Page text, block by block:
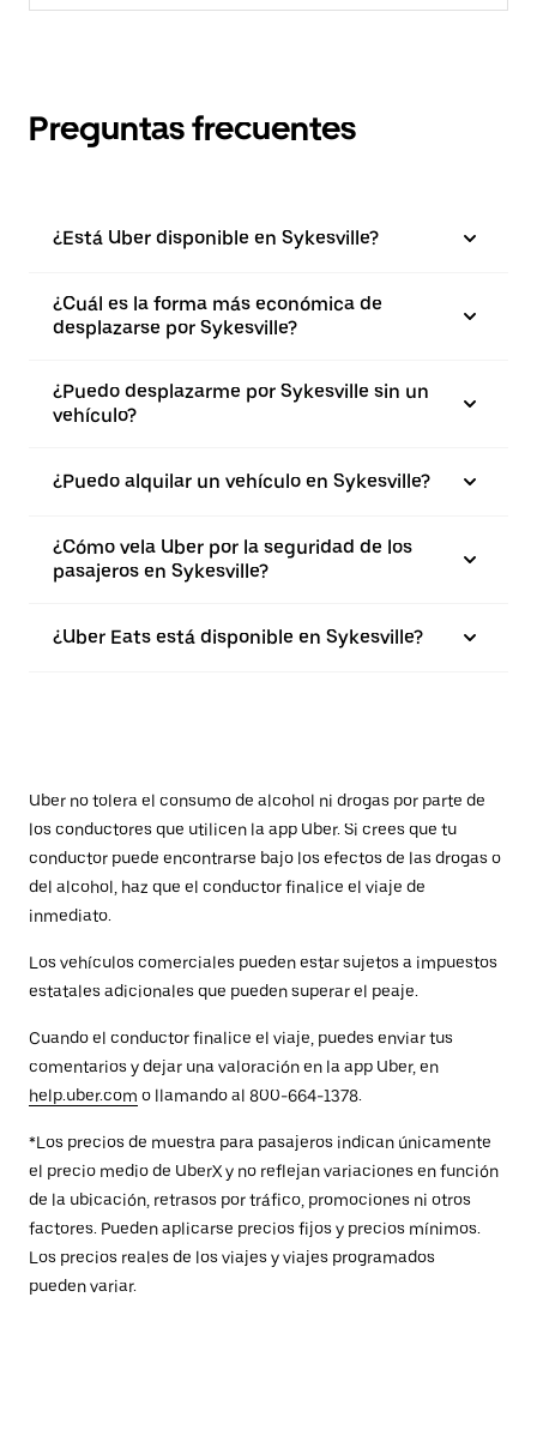
Preguntas frecuentes
¿Está Uber disponible en Sykesville?
¿Cuál es la forma más económica de
desplazarse por Sykesville?
¿Puedo desplazarme por Sykesville sin un
vehículo?
¿Puedo alquilar un vehículo en Sykesville?
¿Cómo vela Uber por la seguridad de los
pasajeros en Sykesville?
¿Uber Eats está disponible en Sykesville?
Uber no tolera el consumo de alcohol ni drogas por parte de
los conductores que utilicen la app Uber. Si crees que tu
conductor puede encontrarse bajo los efectos de las drogas o
del alcohol, haz que el conductor finalice el viaje de
inmediato.
Los vehículos comerciales pueden estar sujetos a impuestos
estatales adicionales que pueden superar el peaje.
Cuando el conductor finalice el viaje, puedes enviar tus
comentarios y dejar una valoración en la app Uber, en
help.uber.com o llamando al 800-664-1378.
*Los precios de muestra para pasajeros indican únicamente
el precio medio de UberX y no reflejan variaciones en función
de la ubicación, retrasos por tráfico, promociones ni otros
factores. Pueden aplicarse precios fijos y precios mínimos.
Los precios reales de los viajes y viajes programados
pueden variar.